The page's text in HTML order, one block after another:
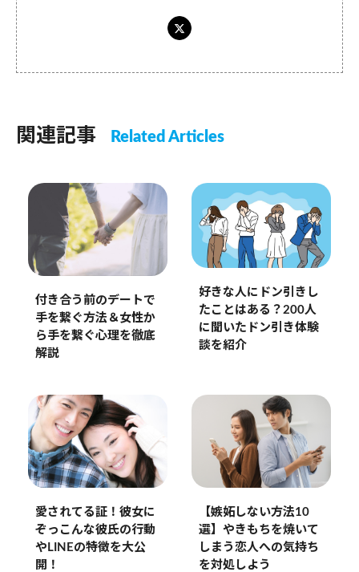
関連記事 Related Articles
付き合う前のデートで
手を繋ぐ方法＆女性か
ら手を繋ぐ心理を徹底
解説
好きな人にドン引きし
たことはある？200人
に聞いたドン引き体験
談を紹介
愛されてる証！彼女に
ぞっこんな彼氏の行動
やLINEの特徴を大公
開！
【嫉妬しない方法10
選】やきもちを焼いて
しまう恋人への気持ち
を対処しよう